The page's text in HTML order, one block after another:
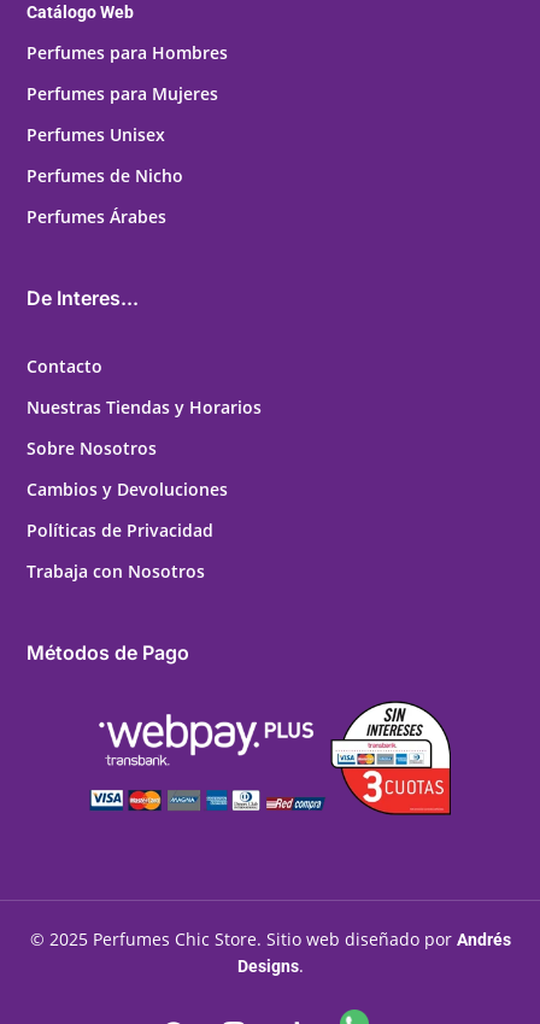
Catálogo Web
Perfumes para Hombres
Perfumes para Mujeres
Perfumes Unisex
Perfumes de Nicho
Perfumes Árabes
De Interes...
Contacto
Nuestras Tiendas y Horarios
Sobre Nosotros
Cambios y Devoluciones
Políticas de Privacidad
Trabaja con Nosotros
Métodos de Pago
© 2025 Perfumes Chic Store. Sitio web diseñado por Andrés
Designs.